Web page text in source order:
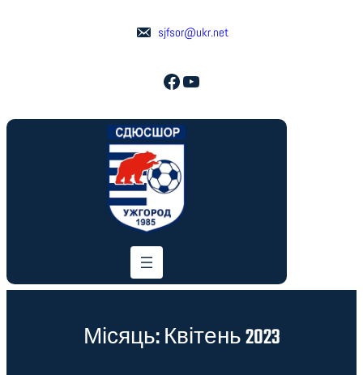
sjfsor@ukr.net
Facebook YouTube
Місяць:Квітень 2023